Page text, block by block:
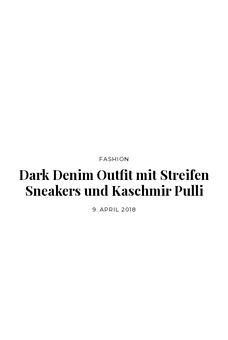
FASHION
Dark Denim Outfit mit Streifen
Sneakers und Kaschmir Pulli
9. APRIL 2018